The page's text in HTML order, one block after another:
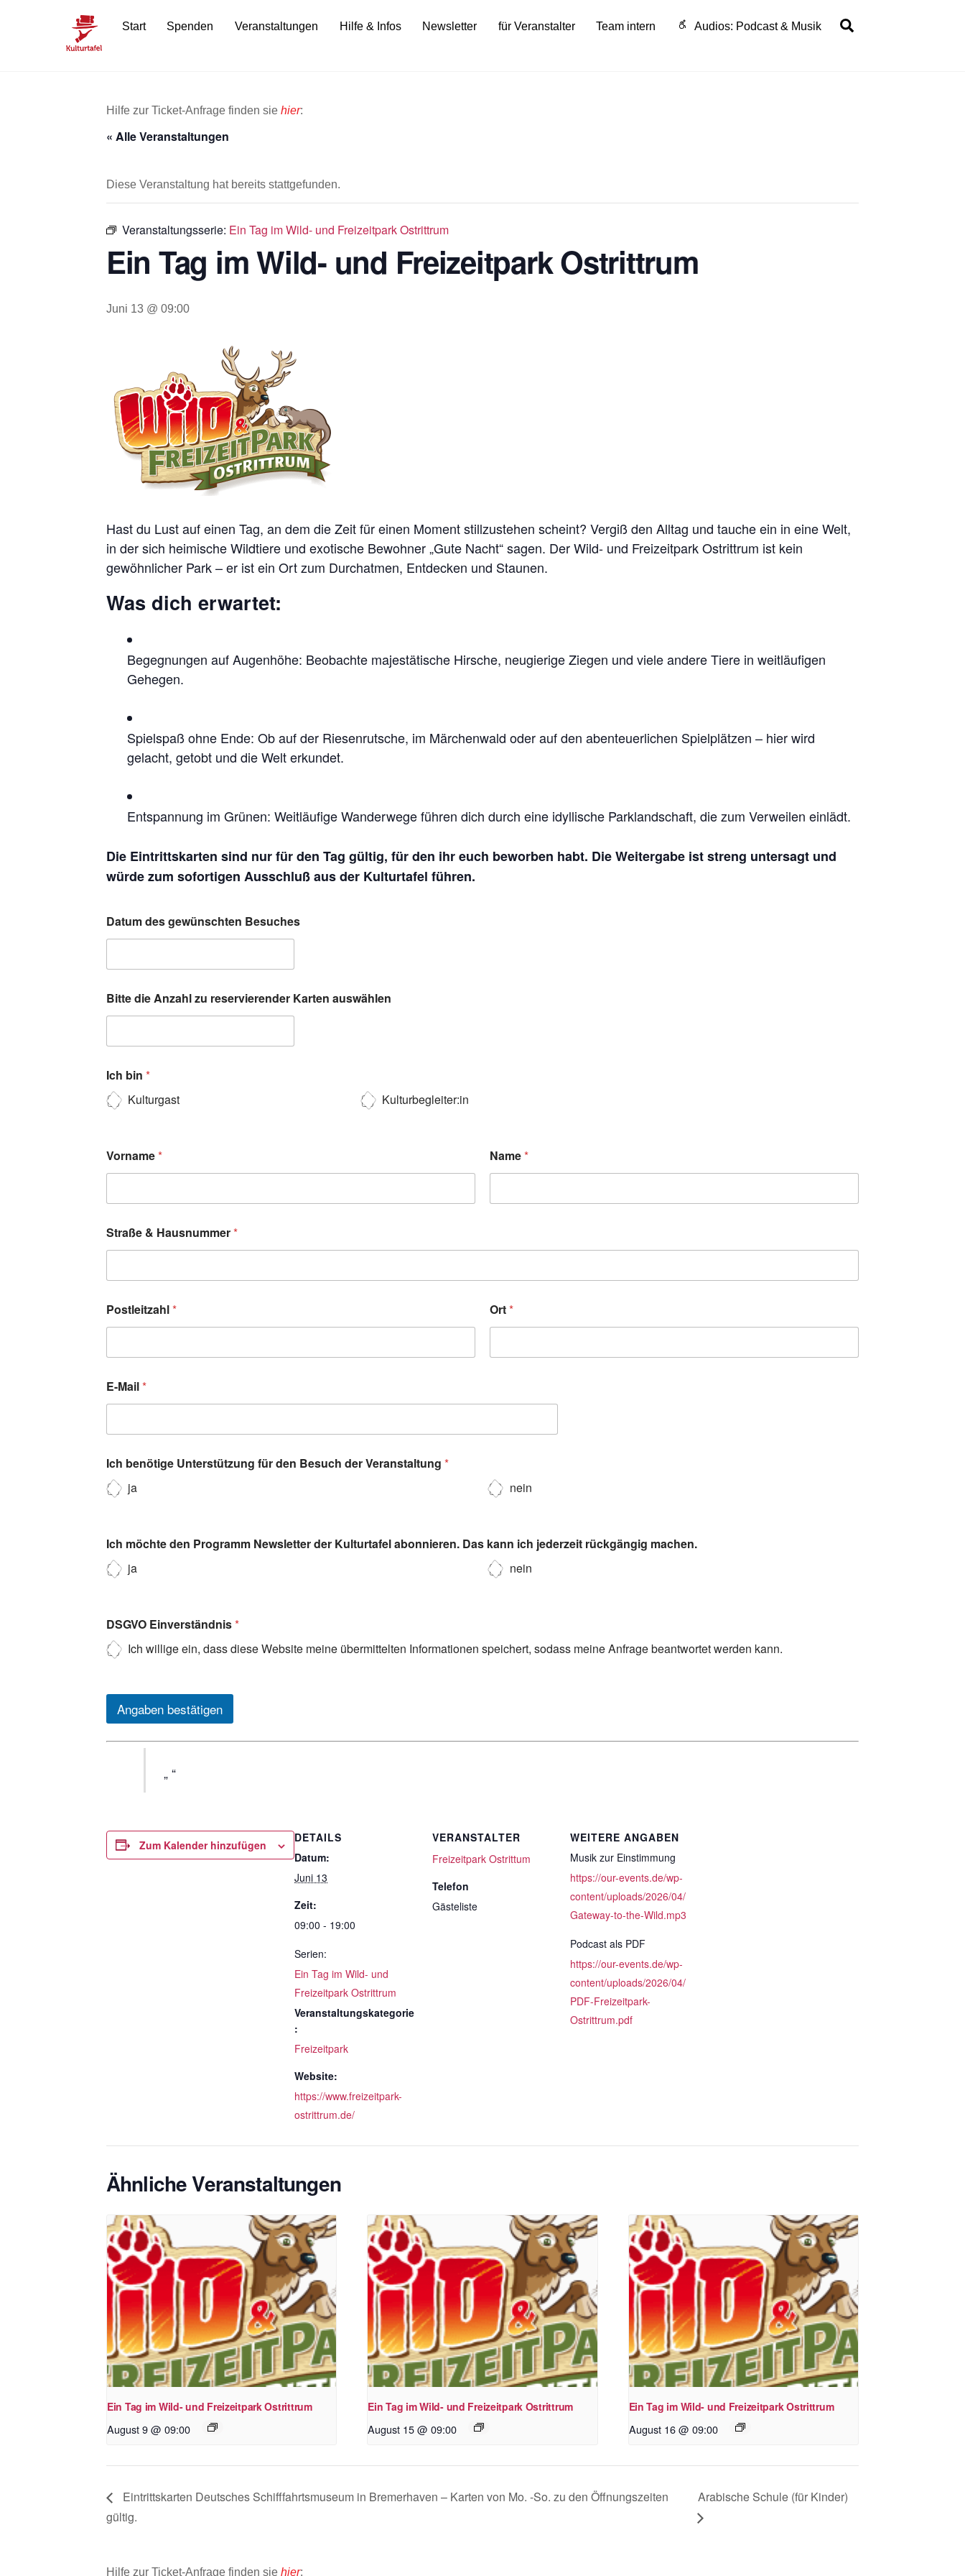
Start Spenden Veranstaltungen Hilfe & Infos Newsletter für Veranstalter Team intern Audios: Podcast & Musik
Hilfe zur Ticket-Anfrage finden sie hier:
« Alle Veranstaltungen
Diese Veranstaltung hat bereits stattgefunden.
Veranstaltungsserie: Ein Tag im Wild- und Freizeitpark Ostrittrum
Ein Tag im Wild- und Freizeitpark Ostrittrum
Juni 13 @ 09:00
Hast du Lust auf einen Tag, an dem die Zeit für einen Moment stillzustehen scheint? Vergiß den Alltag und tauche ein in eine Welt,
in der sich heimische Wildtiere und exotische Bewohner „Gute Nacht“ sagen. Der Wild- und Freizeitpark Ostrittrum ist kein
gewöhnlicher Park – er ist ein Ort zum Durchatmen, Entdecken und Staunen.
Was dich erwartet:
Begegnungen auf Augenhöhe: Beobachte majestätische Hirsche, neugierige Ziegen und viele andere Tiere in weitläufigen
Gehegen.
Spielspaß ohne Ende: Ob auf der Riesenrutsche, im Märchenwald oder auf den abenteuerlichen Spielplätzen – hier wird
gelacht, getobt und die Welt erkundet.
Entspannung im Grünen: Weitläufige Wanderwege führen dich durch eine idyllische Parklandschaft, die zum Verweilen einlädt.
Die Eintrittskarten sind nur für den Tag gültig, für den ihr euch beworben habt. Die Weitergabe ist streng untersagt und
würde zum sofortigen Ausschluß aus der Kulturtafel führen.
Datum des gewünschten Besuches
Bitte die Anzahl zu reservierender Karten auswählen
Ich bin *
Kulturgast
Kulturbegleiter:in
Vorname* Name*
Straße & Hausnummer*
Postleitzahl* Ort*
E-Mail*
Ich benötige Unterstützung für den Besuch der Veranstaltung *
ja
nein
Ich möchte den Programm Newsletter der Kulturtafel abonnieren. Das kann ich jederzeit rückgängig machen.
ja
nein
DSGVO Einverständnis*
Ich willige ein, dass diese Website meine übermittelten Informationen speichert, sodass meine Anfrage beantwortet werden kann.
Angaben bestätigen
Zum Kalender hinzufügen
DETAILS
Datum:
Juni 13
Zeit:
09:00 - 19:00
Serien:
Ein Tag im Wild- und
Freizeitpark Ostrittrum
Veranstaltungskategorie
:
Freizeitpark
Website:
https://www.freizeitpark-
ostrittrum.de/
VERANSTALTER
Freizeitpark Ostrittum
Telefon
Gästeliste
WEITERE ANGABEN
Musik zur Einstimmung
https://our-events.de/wp-
content/uploads/2026/04/
Gateway-to-the-Wild.mp3
Podcast als PDF
https://our-events.de/wp-
content/uploads/2026/04/
PDF-Freizeitpark-
Ostrittrum.pdf
Ähnliche Veranstaltungen
Ein Tag im Wild- und Freizeitpark Ostrittrum
August 9 @ 09:00
Ein Tag im Wild- und Freizeitpark Ostrittrum
August 15 @ 09:00
Ein Tag im Wild- und Freizeitpark Ostrittrum
August 16 @ 09:00
Eintrittskarten Deutsches Schifffahrtsmuseum in Bremerhaven – Karten von Mo. -So. zu den Öffnungszeiten
gültig.
Arabische Schule (für Kinder)
Hilfe zur Ticket-Anfrage finden sie hier: